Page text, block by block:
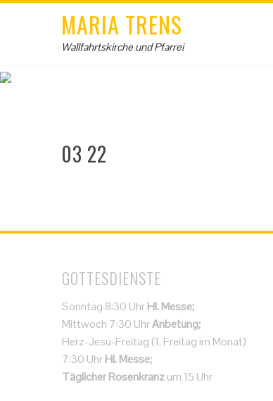
MARIA TRENS
Wallfahrtskirche und Pfarrei
03 22
GOTTESDIENSTE
Sonntag 8:30 UhrHl. Messe;
Mittwoch 7:30 UhrAnbetung;
Herz-Jesu-Freitag (1. Freitag im Monat)
7:30 UhrHl. Messe;
Täglicher Rosenkranzum 15 Uhr